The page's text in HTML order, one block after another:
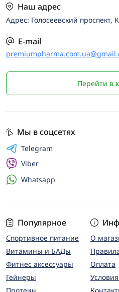
Наш адрес
Адрес: Голосеевский проспект,
E-mail
Перейти в
Популярное
Спортивное питание
Витамины и БАДы
Фитнес аксессуары
Гейнеры
О
Оплата
Мы в соцсетях
Telegram
Viber
Whatsapp